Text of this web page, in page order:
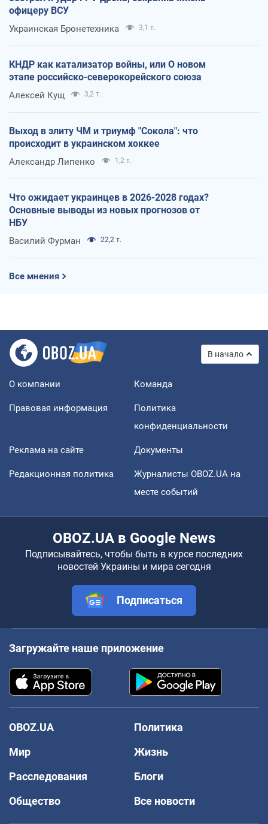
офицеру ВСУ
Украинская Бронетехника 3,1 т.
КНДР как катализатор войны, или О новом
этапе российско-северокорейского союза
Алексей Кущ 3,2 т.
Выход в элиту ЧМ и триумф "Сокола": что
происходит в украинском хоккее
Александр Липенко 1,2 т.
Что ожидает украинцев в 2026-2028 годах?
Основные выводы из новых прогнозов от
НБУ
Василий Фурман 22,2 т.
Все мнения
В начало
О компании Команда
Правовая информация
Политика
конфиденциальности
Реклама на сайте Документы
Редакционная политика
Журналисты OBOZ.UA на
месте событий
OBOZ.UA в Google News
Подписывайтесь, чтобы быть в курсе последних
новостей Украины и мира сегодня
Подписаться
Загружайте наше приложение
OBOZ.UA
Политика
Мир
Жизнь
Расследования
Блоги
Общество
Все новости